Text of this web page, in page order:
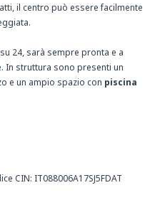
il centro può essere facilmente
24, sarà sempre pronta e a
In struttura sono presenti un
e un ampio spazio con piscina
CIN: IT088006A17SJ5FDAT